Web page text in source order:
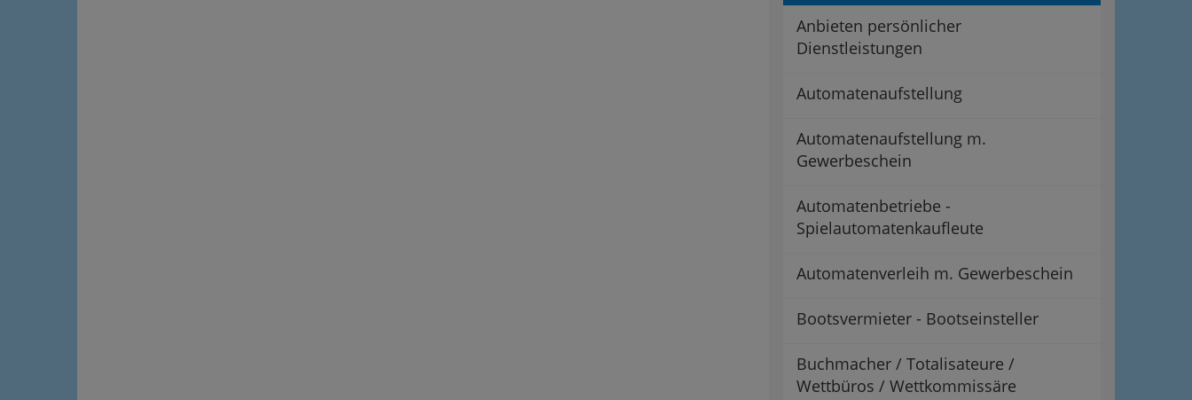
Anbieten persönlicher
Dienstleistungen
Automatenaufstellung
Automatenaufstellung m.
Gewerbeschein
Automatenbetriebe -
Spielautomatenkaufleute
Automatenverleih m. Gewerbeschein
Bootsvermieter - Bootseinsteller
Buchmacher / Totalisateure /
Wettbüros / Wettkommissäre